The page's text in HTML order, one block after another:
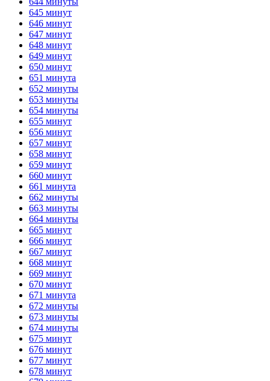
645 минут
646 минут
647 минут
648 минут
649 минут
650 минут
651 минута
652 минуты
653 минуты
654 минуты
655 минут
656 минут
657 минут
658 минут
659 минут
660 минут
661 минута
662 минуты
663 минуты
664 минуты
665 минут
666 минут
667 минут
668 минут
669 минут
670 минут
671 минута
672 минуты
673 минуты
674 минуты
675 минут
676 минут
677 минут
678 минут